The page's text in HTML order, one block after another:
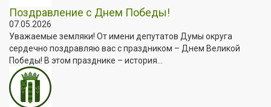
Поздравление с Днем Победы!
07.05.2026
Уважаемые земляки! От имени депутатов Думы округа
сердечно поздравляю вас с праздником – Днем Великой
Победы! В этом празднике – история...